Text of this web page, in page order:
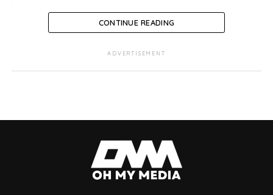
CONTINUE READING
ADVERTISEMENT